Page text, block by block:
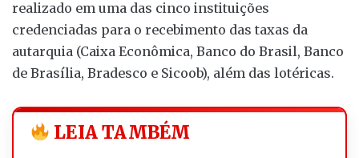
realizado em uma das cinco instituições
credenciadas para o recebimento das taxas da
autarquia (Caixa Econômica, Banco do Brasil, Banco
de Brasília, Bradesco e Sicoob), além das lotéricas.
LEIA TAMBÉM